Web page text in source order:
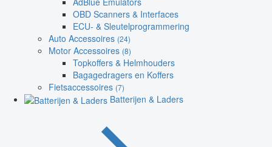
OBD Scanners & Interfaces
ECU- & Sleutelprogrammering
Auto Accessoires (24)
Motor Accessoires (8)
Topkoffers & Helmhouders
Bagagedragers en Koffers
Fietsaccessoires (7)
Batterijen & Laders